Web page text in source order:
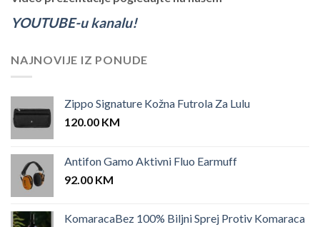
YOUTUBE-u kanalu!
NAJNOVIJE IZ PONUDE
Zippo Signature Kožna Futrola Za Lulu
120.00 KM
Antifon Gamo Aktivni Fluo Earmuff
92.00 KM
KomaracaBez 100% Biljni Sprej Protiv Komaraca